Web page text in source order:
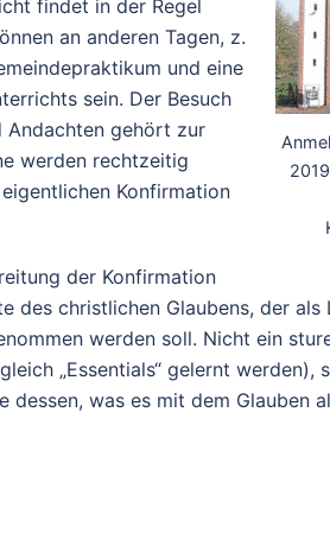
findet in der Regel
an anderen Tagen, z.
und eine
sein. Der Besuch
Andachten gehört zur
werden rechtzeitig
Konfirmation
der Konfirmation
des christlichen Glaubens, der als
werden soll. Nicht ein
„Essentials“ gelernt werden),
dessen, was es mit dem Glauben